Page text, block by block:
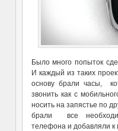
Было много попыток
И каждый из таких
основу брали часы,
звонить как с
носить на запястье по
брали все
телефона и добавляли к